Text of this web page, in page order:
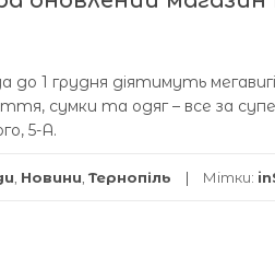
до 1 грудня діятимуть
сумки та одяг – все за
5-А.
Новини Тернопіль Мітки: